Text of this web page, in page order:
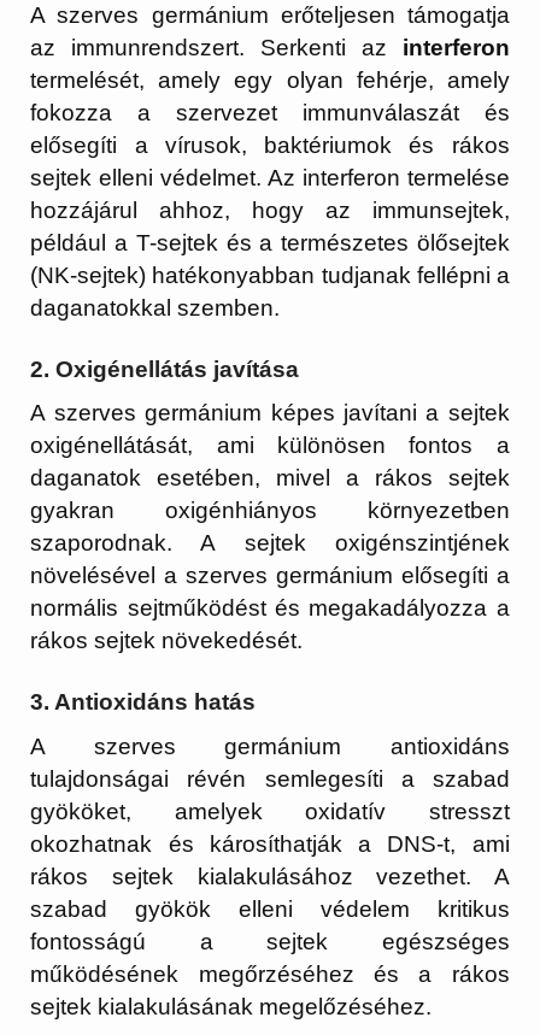
A szerves germánium erőteljesen támogatja
az immunrendszert. Serkenti az interferon
termelését, amely egy olyan fehérje, amely
fokozza a szervezet immunválaszát és
elősegíti a vírusok, baktériumok és rákos
sejtek elleni védelmet. Az interferon termelése
hozzájárul ahhoz, hogy az immunsejtek,
például a T-sejtek és a természetes ölősejtek
(NK-sejtek) hatékonyabban tudjanak fellépni a
daganatokkal szemben.
2.Oxigénellátás javítása
A szerves germánium képes javítani a sejtek
oxigénellátását, ami különösen fontos a
daganatok esetében, mivel a rákos sejtek
gyakran oxigénhiányos környezetben
szaporodnak. A sejtek oxigénszintjének
növelésével a szerves germánium elősegíti a
normális sejtműködést és megakadályozza a
rákos sejtek növekedését.
3.Antioxidáns hatás
A szerves germánium antioxidáns
tulajdonságai révén semlegesíti a szabad
gyököket, amelyek oxidatív stresszt
okozhatnak és károsíthatják a DNS-t, ami
rákos sejtek kialakulásához vezethet. A
szabad gyökök elleni védelem kritikus
fontosságú a sejtek egészséges
működésének megőrzéséhez és a rákos
sejtek kialakulásának megelőzéséhez.